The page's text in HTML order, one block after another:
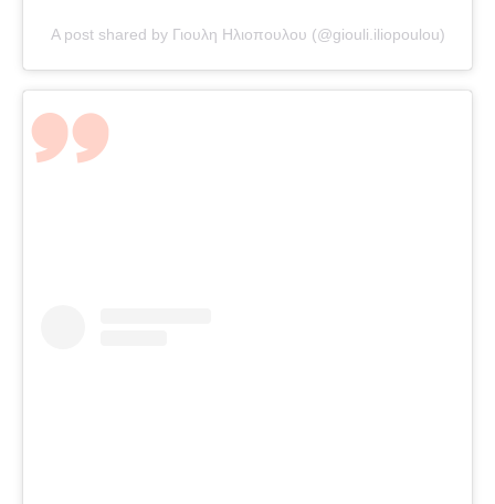
A post shared by Γιουλη Ηλιοπουλου (@giouli.iliopoulou)